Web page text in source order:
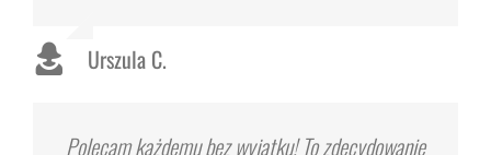
Urszula C.
Polecam każdemu bez wyjątku! To zdecydowanie